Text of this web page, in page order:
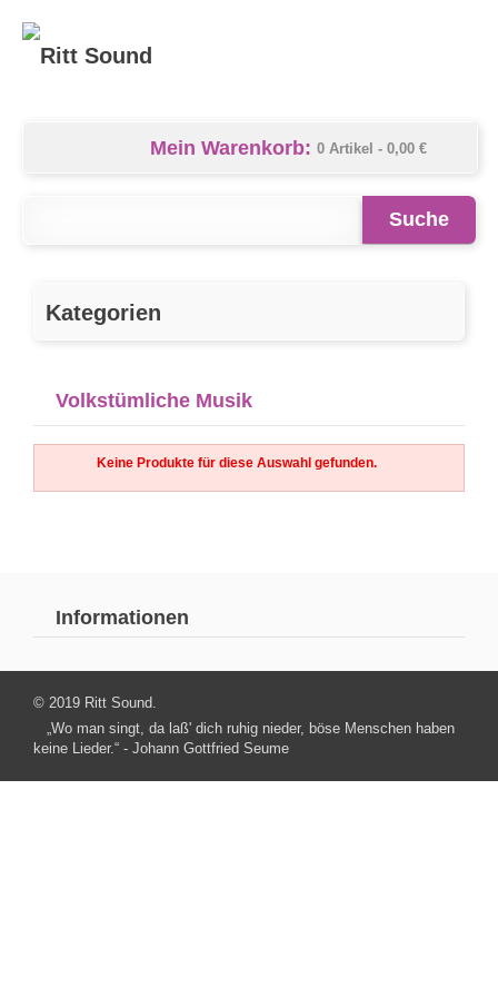
Mein Warenkorb: 0 Artikel - 0,00 €
Suche
Kategorien
Volkstümliche Musik
Keine Produkte für diese Auswahl gefunden.
Informationen
© 2019 Ritt Sound.
„Wo man singt, da laß' dich ruhig nieder, böse Menschen haben
keine Lieder.“ - Johann Gottfried Seume